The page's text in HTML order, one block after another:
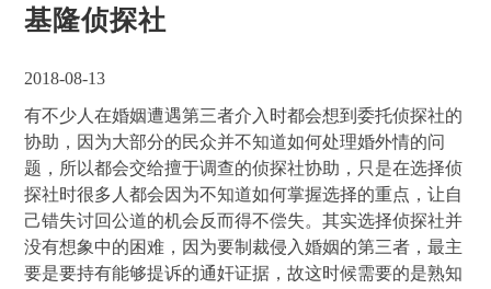
基隆侦探社
2018-08-13
有不少人在婚姻遭遇第三者介入时都会想到委托侦探社的
协助，因为大部分的民众并不知道如何处理婚外情的问
题，所以都会交给擅于调查的侦探社协助，只是在选择侦
探社时很多人都会因为不知道如何掌握选择的重点，让自
己错失讨回公道的机会反而得不偿失。其实选择侦探社并
没有想象中的困难，因为要制裁侵入婚姻的第三者，最主
要是要持有能够提诉的通奸证据，故这时候需要的是熟知